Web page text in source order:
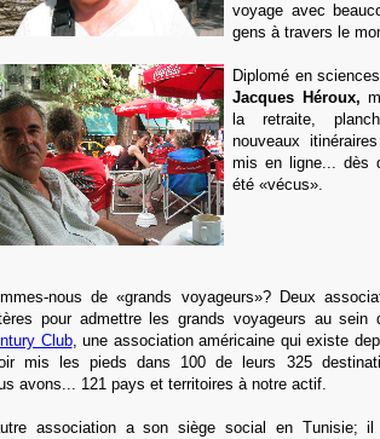
voyage avec
gens à travers le
Diplomé en
Jacques Héroux,
la retraite,
nouveaux
mis en ligne... dès
été «vécus».
nous de «grands voyageurs»? Deux
pour admettre les grands voyageurs au
Club, une association américaine qui existe
mis les pieds dans 100 de leurs 325
avons... 121 pays et territoires à notre actif.
association a son siège social en Tunisie;